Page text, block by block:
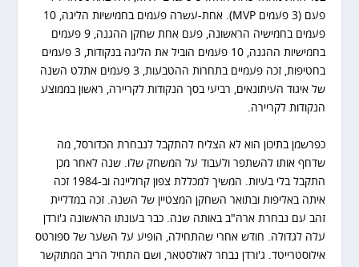
פעם (3 פעמים MVP). אחת-עשרה פעמים בחמישיות הליגה, 10
פעמים בחמישיה הראשונה, פעם אחת שחקן ההגנה, 9 פעמים
בחמישיות ההגנה, 10 פעמים הוביל את הליגה בנקודות, 3 פעמים
בחטיפות, זכה פעמיים בתחרות ההטבעות, 3 פעמים אתלט השנה
של איגוד העיתונאים, רביעי בסך הנקודות לקריירה, ראשון בממוצע
הנקודות לקריירה.
כפרשמן בתיכון הוא לא הצליח להתקבל לנבחרת הכדורסל, מה
שדחף אותו להשתפר ולעבוד על המשחק שלו. שנה לאחר מכן
התקבל בלי בעיות. המשיך למכללת צפון קרוליינה וב-1984 זכה
איתה באליפות ובתואר השחקן המצטיין של השנה. זכה במדליית
זהב עם נבחרת ארה"ב באותה שנה. כבר בעונתו הראשונה ג'ורדן
עלה לגדולה. חודש אחרי שהתחילה, הופיע על השער של ספורטס
אילוסטרייטד. ג'ורדן נבחר לאולסטאר, ושם התחיל הריב המתוקשר